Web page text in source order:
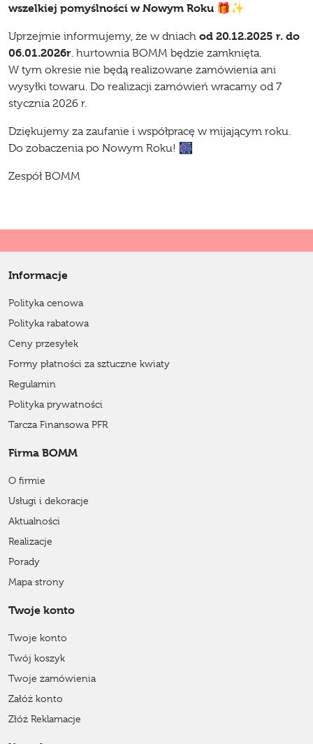
wszelkiej pomyślności w Nowym Roku 🎁✨
Uprzejmie informujemy, że w dniach od 20.12.2025 r. do
06.01.2026r. hurtownia BOMM będzie zamknięta.
W tym okresie nie będą realizowane zamówienia ani
wysyłki towaru. Do realizacji zamówień wracamy od 7
stycznia 2026 r.
Dziękujemy za zaufanie i współpracę w mijającym roku.
Do zobaczenia po Nowym Roku! 🎆
Zespół BOMM
Informacje
Polityka cenowa
Polityka rabatowa
Ceny przesyłek
Formy płatności za sztuczne kwiaty
Regulamin
Polityka prywatności
Tarcza Finansowa PFR
Firma BOMM
O firmie
Usługi i dekoracje
Aktualności
Realizacje
Porady
Mapa strony
Twoje konto
Twoje konto
Twój koszyk
Twoje zamówienia
Załóż konto
Złóż Reklamacje